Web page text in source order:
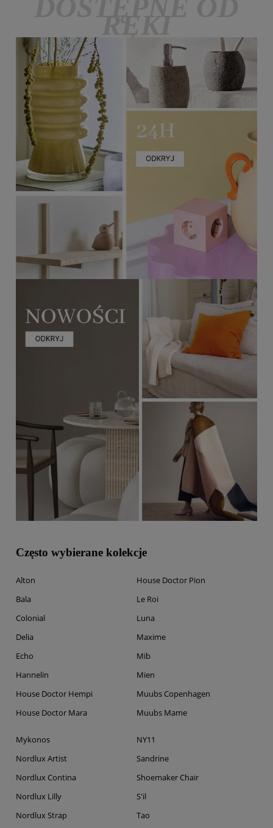
Często wybierane kolekcje
Alton
Bala
Colonial
Delia
Echo
Hannelin
House Doctor Hempi
House Doctor Mara
House Doctor Pion
Le Roi
Luna
Maxime
Mib
Mien
Muubs Copenhagen
Muubs Mame
Mykonos
Nordlux Artist
Nordlux Contina
Nordlux Lilly
Nordlux Strap
NY11
Sandrine
Shoemaker Chair
S'il
Tao